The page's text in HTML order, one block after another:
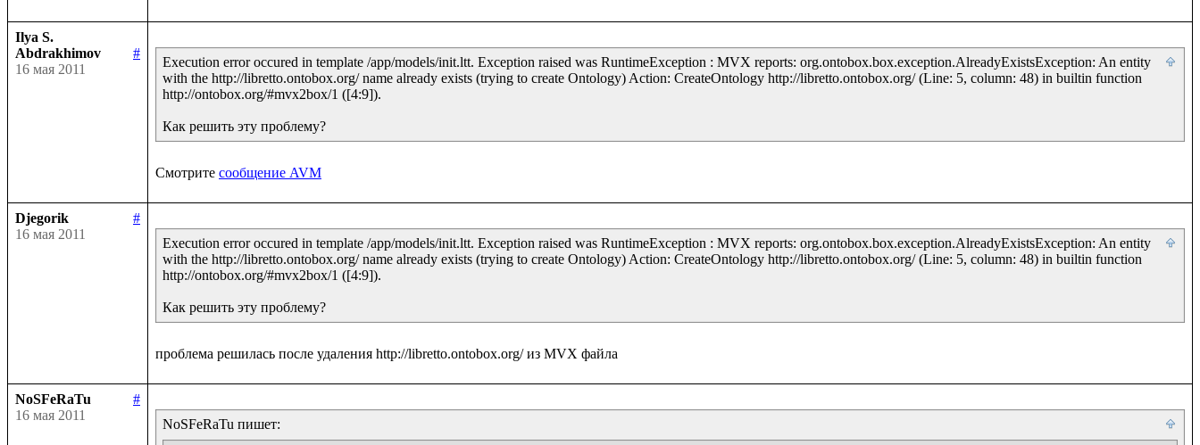
Ilya S.
Abdrakhimov
#
16 мая 2011
Execution error occured in template /app/models/init.ltt. Exception raised was RuntimeException : MVX reports: org.ontobox.box.exception.AlreadyExistsException: An entity
with the http://libretto.ontobox.org/ name already exists (trying to create Ontology) Action: CreateOntology http://libretto.ontobox.org/ (Line: 5, column: 48) in builtin function
http://ontobox.org/#mvx2box/1 ([4:9]).
Смотрите сообщение AVM
Djegorik
#
16 мая 2011
Execution error occured in template /app/models/init.ltt. Exception raised was RuntimeException : MVX reports: org.ontobox.box.exception.AlreadyExistsException: An entity
with the http://libretto.ontobox.org/ name already exists (trying to create Ontology) Action: CreateOntology http://libretto.ontobox.org/ (Line: 5, column: 48) in builtin function
http://ontobox.org/#mvx2box/1 ([4:9]).
NoSFeRaTu
#
16 мая 2011